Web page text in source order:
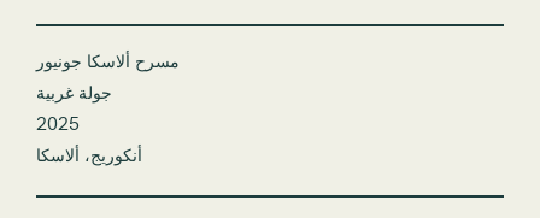
مسرح ألاسكا جونيور
جولة غربية
2025
أنكوريج، ألاسكا